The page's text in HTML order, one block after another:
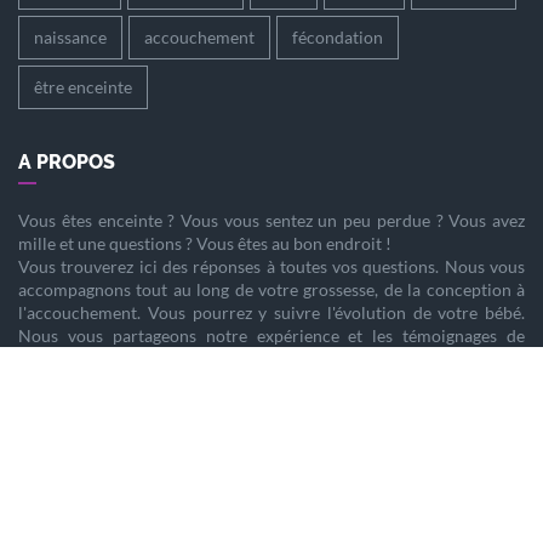
naissance accouchement fécondation
être enceinte
A PROPOS
Vous êtes enceinte? Vous vous sentez un peu perdue ? Vous avez
mille et une questions ? Vous êtes au bon endroit !
Vous trouverez ici des réponses à toutes vos questions. Nous vous
accompagnons tout au long de votre grossesse, de la conception à
l'accouchement. Vous pourrez y suivre l'évolution de votre bébé.
Nous vous partageons notre expérience et les témoignages de